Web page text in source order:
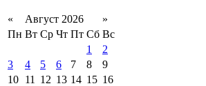
« Август 2026
»
Пн Вт Ср Чт Пт Сб Вс
1
2
3
4 5 6 7 8
9
10 11 12 13 14 15 16